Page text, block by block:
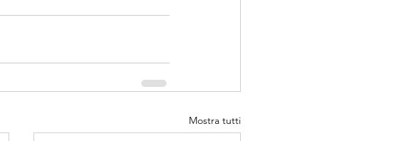
Mostra tutti